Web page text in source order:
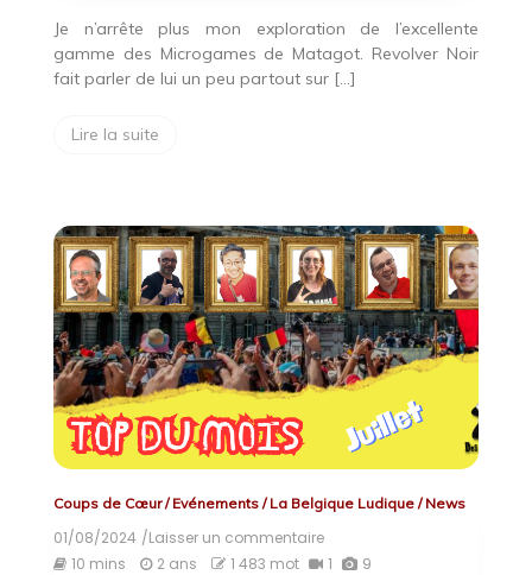
Je n’arrête plus mon exploration de l’excellente
gamme des Microgames de Matagot. Revolver Noir
fait parler de lui un peu partout sur […]
Lire la suite
Coups de Cœur/Evénements/La Belgique Ludique/News
01/08/2024 /Laisser un commentaireon
Le
10 mins 2 ans 1 483 mot 1 9